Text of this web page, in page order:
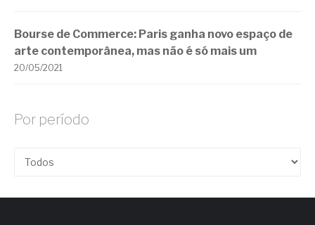
Bourse de Commerce: Paris ganha novo espaço de
arte contemporânea, mas não é só mais um
20/05/2021
Por período